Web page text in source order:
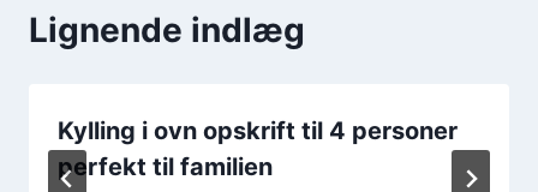
Lignende indlæg
Kylling i ovn opskrift til 4 personer
perfekt til familien